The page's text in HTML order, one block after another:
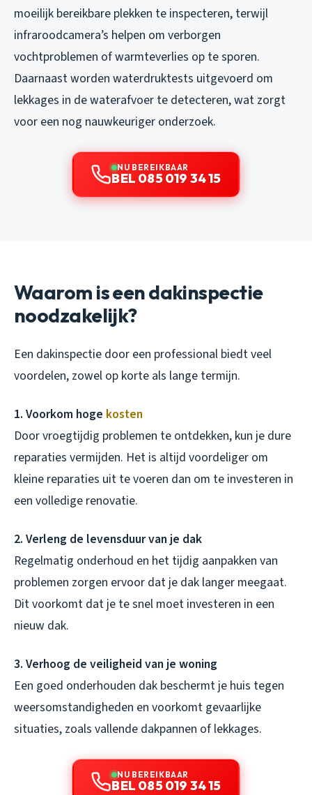
moeilijk bereikbare plekken te inspecteren, terwijl
infraroodcamera’s helpen om verborgen
vochtproblemen of warmteverlies op te sporen.
Daarnaast worden waterdruktests uitgevoerd om
lekkages in de waterafvoer te detecteren, wat zorgt
voor een nog nauwkeuriger onderzoek.
NU BEREIKBAAR
BEL 085 019 34 15
Waarom is een dakinspectie
noodzakelijk?
Een dakinspectie door een professional biedt veel
voordelen, zowel op korte als lange termijn.
1. Voorkom hoge kosten
Door vroegtijdig problemen te ontdekken, kun je dure
reparaties vermijden. Het is altijd voordeliger om
kleine reparaties uit te voeren dan om te investeren in
een volledige renovatie.
2. Verleng de levensduur van je dak
Regelmatig onderhoud en het tijdig aanpakken van
problemen zorgen ervoor dat je dak langer meegaat.
Dit voorkomt dat je te snel moet investeren in een
nieuw dak.
3. Verhoog de veiligheid van je woning
Een goed onderhouden dak beschermt je huis tegen
weersomstandigheden en voorkomt gevaarlijke
situaties, zoals vallende dakpannen of lekkages.
NU BEREIKBAAR
BEL 085 019 34 15